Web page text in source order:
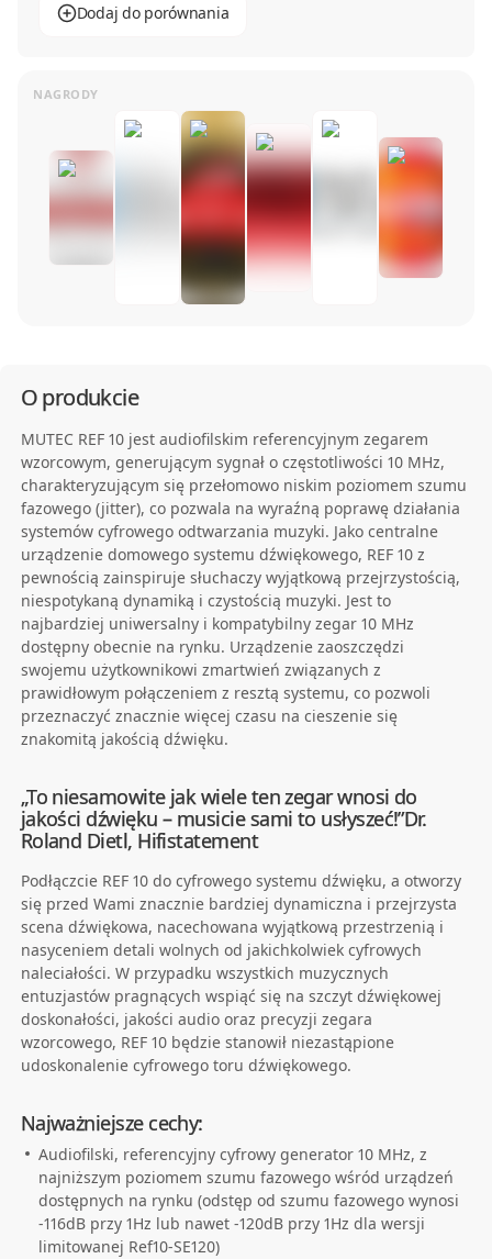
Dodaj do porównania
O produkcie
MUTEC REF 10 jest audiofilskim referencyjnym zegarem
wzorcowym, generującym sygnał o częstotliwości 10 MHz,
charakteryzującym się przełomowo niskim poziomem szumu
fazowego (jitter), co pozwala na wyraźną poprawę działania
systemów cyfrowego odtwarzania muzyki. Jako centralne
urządzenie domowego systemu dźwiękowego, REF 10 z
pewnością zainspiruje słuchaczy wyjątkową przejrzystością,
niespotykaną dynamiką i czystością muzyki. Jest to
najbardziej uniwersalny i kompatybilny zegar 10 MHz
dostępny obecnie na rynku. Urządzenie zaoszczędzi
swojemu użytkownikowi zmartwień związanych z
prawidłowym połączeniem z resztą systemu, co pozwoli
przeznaczyć znacznie więcej czasu na cieszenie się
znakomitą jakością dźwięku.
„To niesamowite jak wiele ten zegar wnosi do
jakości dźwięku – musicie sami to usłyszeć!”Dr.
Roland Dietl, Hifistatement
Podłączcie REF 10 do cyfrowego systemu dźwięku, a otworzy
się przed Wami znacznie bardziej dynamiczna i przejrzysta
scena dźwiękowa, nacechowana wyjątkową przestrzenią i
nasyceniem detali wolnych od jakichkolwiek cyfrowych
naleciałości. W przypadku wszystkich muzycznych
entuzjastów pragnących wspiąć się na szczyt dźwiękowej
doskonałości, jakości audio oraz precyzji zegara
wzorcowego, REF 10 będzie stanowił niezastąpione
udoskonalenie cyfrowego toru dźwiękowego.
Najważniejsze cechy:
Audiofilski, referencyjny cyfrowy generator 10 MHz, z
najniższym poziomem szumu fazowego wśród urządzeń
dostępnych na rynku (odstęp od szumu fazowego wynosi
-116dB przy 1Hz lub nawet -120dB przy 1Hz dla wersji
limitowanej Ref10-SE120)